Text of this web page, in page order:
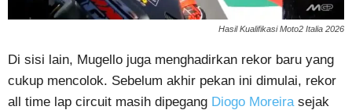
Hasil Kualifikasi Moto2 Italia 2026
Di sisi lain, Mugello juga menghadirkan rekor baru yang
cukup mencolok. Sebelum akhir pekan ini dimulai, rekor
all time lap circuit masih dipegang Diogo Moreira sejak